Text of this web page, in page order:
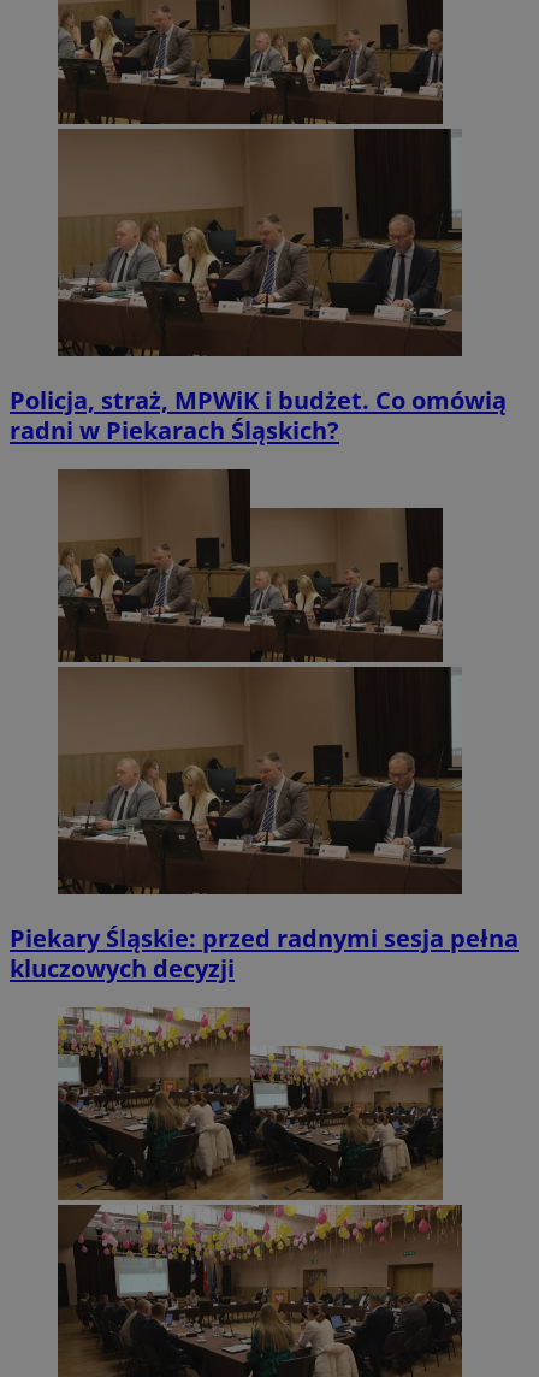
Policja, straż, MPWiK i budżet. Co omówią
radni w Piekarach Śląskich?
Piekary Śląskie: przed radnymi sesja pełna
kluczowych decyzji